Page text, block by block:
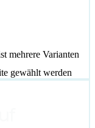
mehrere Varianten
gewählt werden